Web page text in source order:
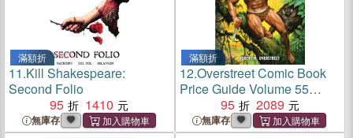
滿額折
11.Kill Shakespeare:
Second Folio
95
1410
無庫存
滿額折
12.Overstreet Comic Book
Price Guide Volume 55
(Hardcover)
95 2089
無庫存